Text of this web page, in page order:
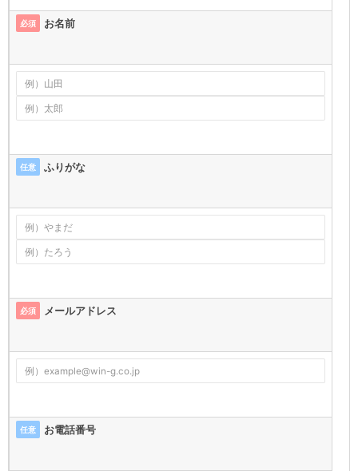
必須 お名前
任意 ふりがな
必須 メールアドレス
任意 お電話番号